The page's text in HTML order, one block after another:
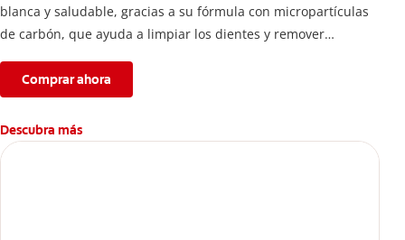
blanca y saludable, gracias a su fórmula con micropartículas
de carbón, que ayuda a limpiar los dientes y remover
Comprar ahora
Descubra más